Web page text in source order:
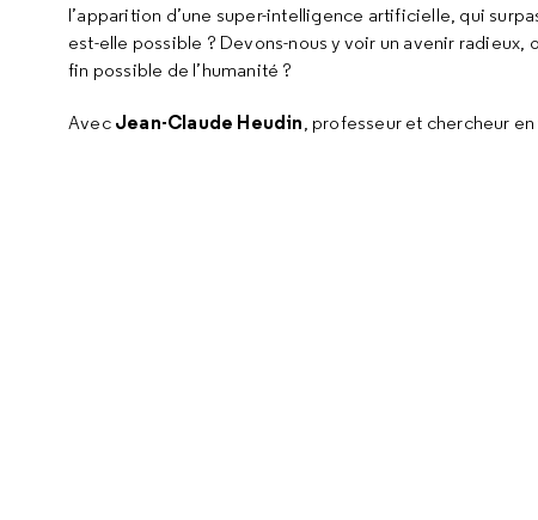
l’apparition d’une super-intelligence artificielle, qui
est-elle possible ? Devons-nous y voir un avenir
fin possible de l’humanité ?
Avec Jean-Claude Heudin, professeur et chercheur